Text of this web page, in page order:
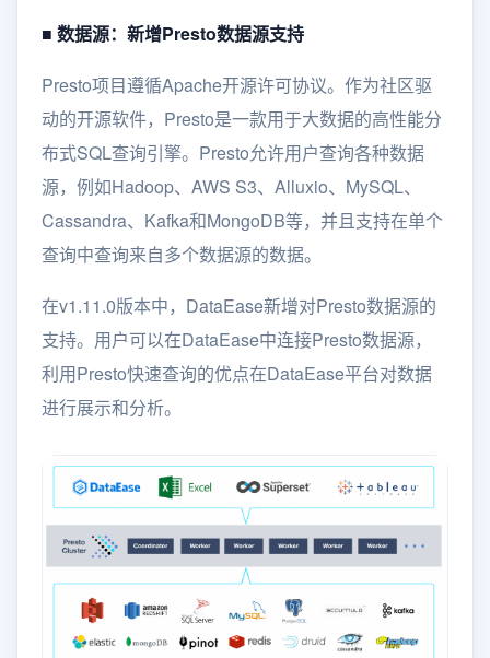
■ 数据源：新增Presto数据源支持
Presto项目遵循Apache开源许可协议。作为社区驱
动的开源软件，Presto是一款用于大数据的高性能分
布式SQL查询引擎。Presto允许用户查询各种数据
源，例如Hadoop、AWS S3、Alluxio、MySQL、
Cassandra、Kafka和MongoDB等，并且支持在单个
查询中查询来自多个数据源的数据。
在v1.11.0版本中，DataEase新增对Presto数据源的
支持。用户可以在DataEase中连接Presto数据源，
利用Presto快速查询的优点在DataEase平台对数据
进行展示和分析。